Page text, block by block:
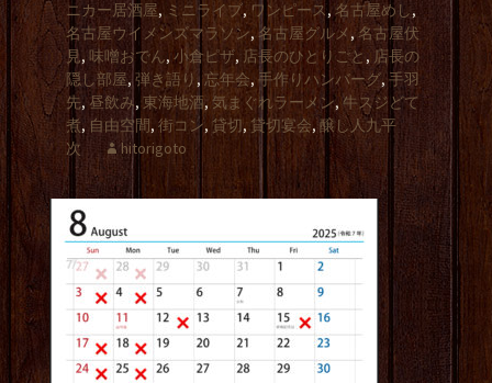
ニカー居酒屋, ミニライブ, ワンピース, 名古屋めし,
名古屋ウイメンズマラソン,名古屋グルメ ,名古屋伏
見, 味噌おでん, 小倉ピザ, 店長のひとりごと , 店長の
隠し部屋, 弾き語り ,忘年会, 手作りハンバーグ,手羽
先, 昼飲み,東海地酒, 気まぐれラーメン,牛スジどて
煮, 自由空間, 街コン, 貸切,貸切宴会,醸し人九平
次
hitorigoto